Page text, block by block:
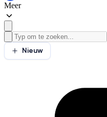
Meer
Nieuw